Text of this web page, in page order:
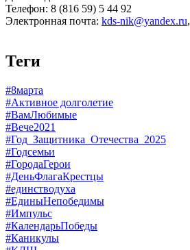
Телефон: 8 (816 59) 5 44 92
Электронная почта: kds-nik@yandex.ru,
Теги
#8марта
#Активное долголетие
#ВамЛюбимые
#Вече2021
#Год_Защитника_Отечества_2025
#Годсемьи
#ГородаГерои
#ДеньФлагаКрестцы
#единстводуха
#ЕдиныНепобедимы
#Импульс
#КалендарьПобеды
#Каникулы